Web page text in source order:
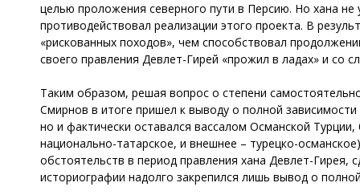
целью проложения северного пути в Персию. Но хана не
противодействовал реализации этого проекта. В
«рискованных походов», чем способствовал
своего правления Девлет-Гирей «прожил в ладах» и со
Таким образом, решая вопрос о степени
Смирнов в итоге пришел к выводу о полной
но и фактически оставался вассалом Османской
национально-татарское, и внешнее – турецко-
обстоятельств в период правления хана Девлет-
историографии надолго закрепился лишь вывод о